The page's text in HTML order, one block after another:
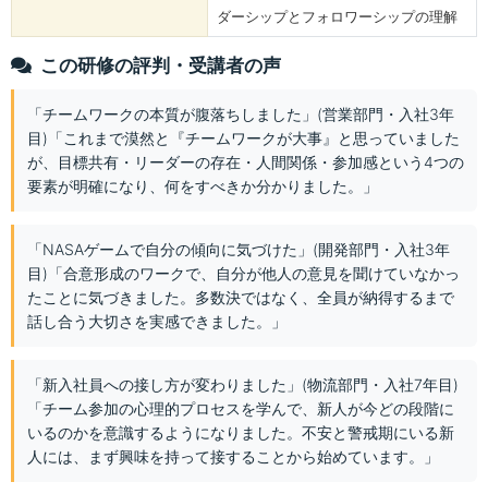
ダーシップとフォロワーシップの理解
この研修の評判・受講者の声
「チームワークの本質が腹落ちしました」(営業部門・入社3年
目)「これまで漠然と『チームワークが大事』と思っていました
が、目標共有・リーダーの存在・人間関係・参加感という4つの
要素が明確になり、何をすべきか分かりました。」
「NASAゲームで自分の傾向に気づけた」(開発部門・入社3年
目)「合意形成のワークで、自分が他人の意見を聞けていなかっ
たことに気づきました。多数決ではなく、全員が納得するまで
話し合う大切さを実感できました。」
「新入社員への接し方が変わりました」(物流部門・入社7年目)
「チーム参加の心理的プロセスを学んで、新人が今どの段階に
いるのかを意識するようになりました。不安と警戒期にいる新
人には、まず興味を持って接することから始めています。」